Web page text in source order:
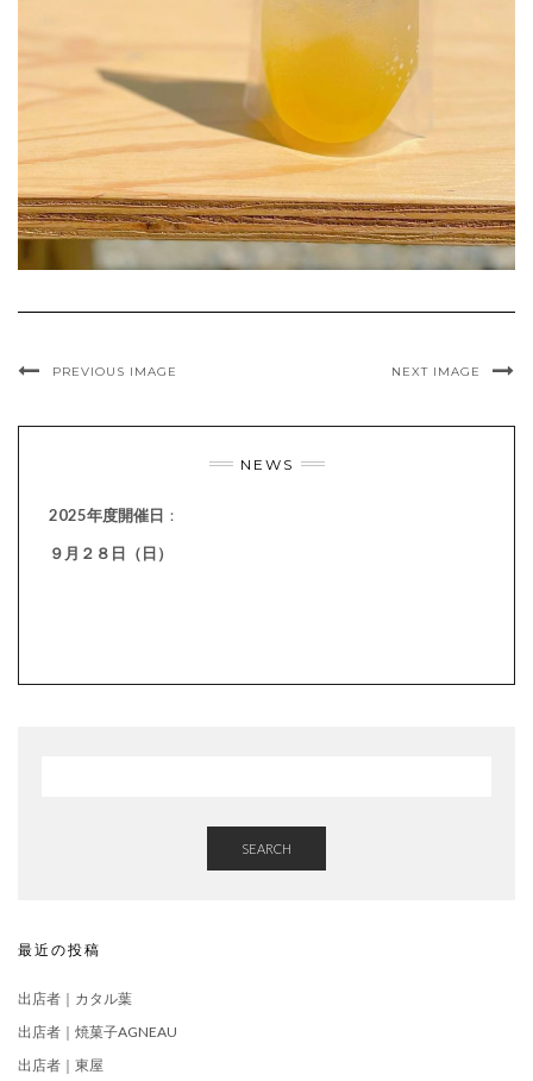
PREVIOUS IMAGE NEXT IMAGE
NEWS
2025年度開催日 ：
９月２８日（日）
SEARCH
最近の投稿
出店者｜カタル葉
出店者｜焼菓子AGNEAU
出店者｜東屋